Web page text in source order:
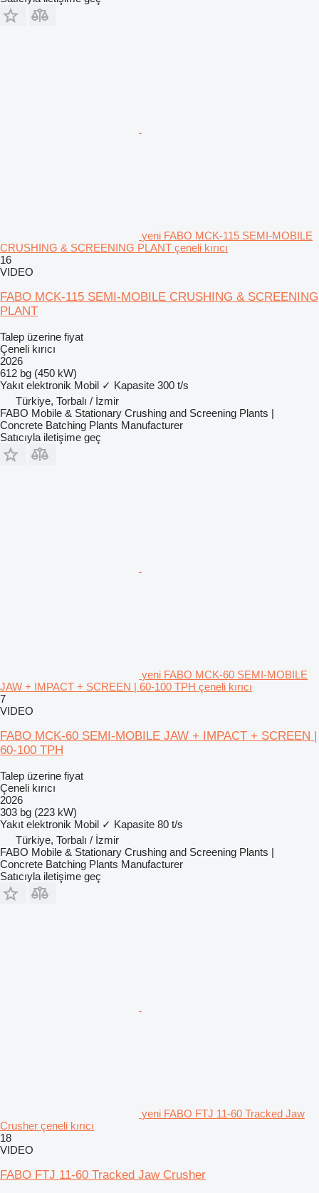
yeni FABO MCK-115 SEMI-MOBILE
CRUSHING & SCREENING PLANT çeneli kırıcı
16
VIDEO
FABO MCK-115 SEMI-MOBILE CRUSHING & SCREENING
PLANT
Talep üzerine fiyat
Çeneli kırıcı
2026
612 bg (450 kW)
Yakıt elektronik Mobil ✓ Kapasite 300 t/s
Türkiye, Torbalı / İzmir
FABO Mobile & Stationary Crushing and Screening Plants |
Concrete Batching Plants Manufacturer
Satıcıyla iletişime geç
yeni FABO MCK-60 SEMI-MOBILE
JAW + IMPACT + SCREEN | 60-100 TPH çeneli kırıcı
7
VIDEO
FABO MCK-60 SEMI-MOBILE JAW + IMPACT + SCREEN |
60-100 TPH
Talep üzerine fiyat
Çeneli kırıcı
2026
303 bg (223 kW)
Yakıt elektronik Mobil ✓ Kapasite 80 t/s
Türkiye, Torbalı / İzmir
FABO Mobile & Stationary Crushing and Screening Plants |
Concrete Batching Plants Manufacturer
Satıcıyla iletişime geç
yeni FABO FTJ 11-60 Tracked Jaw
Crusher çeneli kırıcı
18
VIDEO
FABO FTJ 11-60 Tracked Jaw Crusher